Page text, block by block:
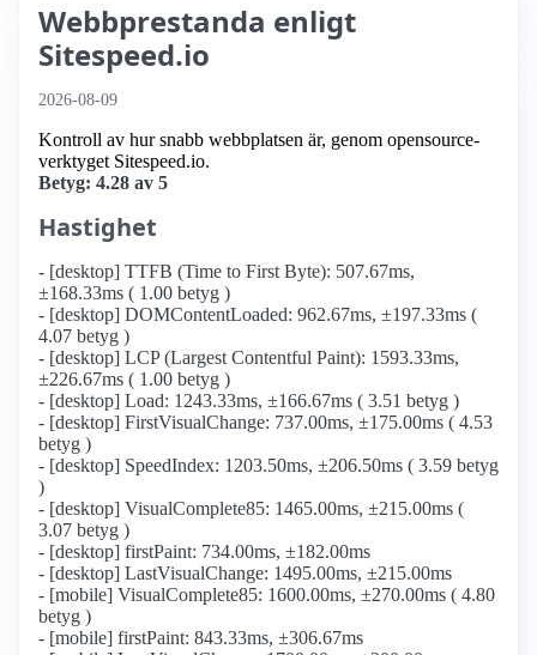
Webbprestanda enligt
Sitespeed.io
2026-08-09
Kontroll av hur snabb webbplatsen är, genom opensource-
verktyget Sitespeed.io.
Betyg: 4.28 av 5
Hastighet
- [desktop] TTFB (Time to First Byte): 507.67ms,
±168.33ms ( 1.00 betyg )
- [desktop] DOMContentLoaded: 962.67ms, ±197.33ms (
4.07 betyg )
- [desktop] LCP (Largest Contentful Paint): 1593.33ms,
±226.67ms ( 1.00 betyg )
- [desktop] Load: 1243.33ms, ±166.67ms ( 3.51 betyg )
- [desktop] FirstVisualChange: 737.00ms, ±175.00ms ( 4.53
betyg )
- [desktop] SpeedIndex: 1203.50ms, ±206.50ms ( 3.59 betyg
)
- [desktop] VisualComplete85: 1465.00ms, ±215.00ms (
3.07 betyg )
- [desktop] firstPaint: 734.00ms, ±182.00ms
- [desktop] LastVisualChange: 1495.00ms, ±215.00ms
- [mobile] VisualComplete85: 1600.00ms, ±270.00ms ( 4.80
betyg )
- [mobile] firstPaint: 843.33ms, ±306.67ms